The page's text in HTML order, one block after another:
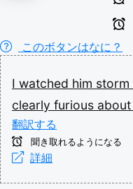
このボタンはなに？
I watched him storm
clearly furious about
翻訳する
聞き取れるようになる
詳細